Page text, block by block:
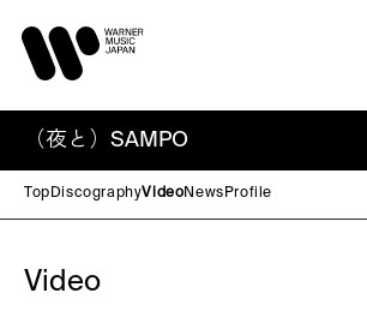
（夜と）SAMPO
Top DiscographyVideoNews Profile
Video